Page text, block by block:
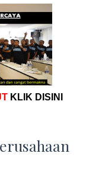
KLIK DISINI